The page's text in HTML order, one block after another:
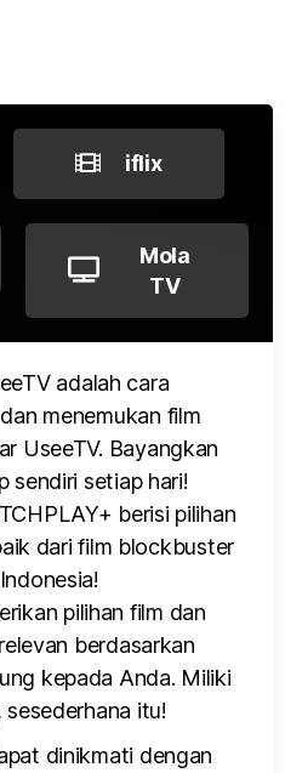
iflix
Mola
TV
adalah cara
menemukan film
UseeTV. Bayangkan
sendiri setiap hari!
berisi pilihan
dari film blockbuster
pilihan film dan
berdasarkan
kepada Anda. Miliki
itu!
dinikmati dengan